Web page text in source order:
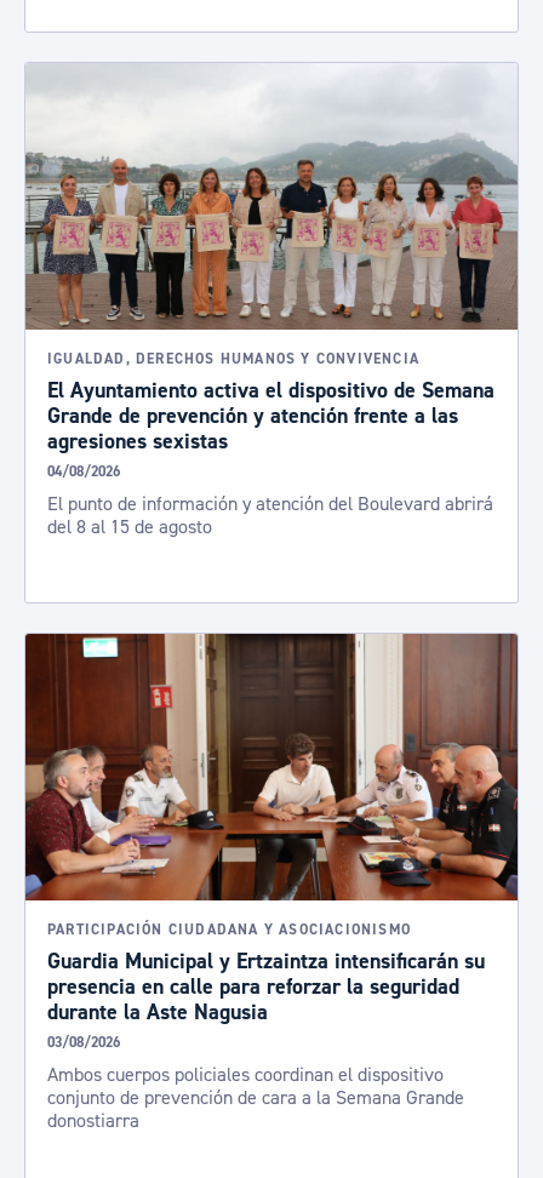
IGUALDAD, DERECHOS HUMANOS Y CONVIVENCIA
El Ayuntamiento activa el dispositivo de Semana
Grande de prevención y atención frente a las
agresiones sexistas
04/08/2026
El punto de información y atención del Boulevard abrirá
del 8 al 15 de agosto
PARTICIPACIÓN CIUDADANA Y ASOCIACIONISMO
Guardia Municipal y Ertzaintza intensificarán su
presencia en calle para reforzar la seguridad
durante la Aste Nagusia
03/08/2026
Ambos cuerpos policiales coordinan el dispositivo
conjunto de prevención de cara a la Semana Grande
donostiarra